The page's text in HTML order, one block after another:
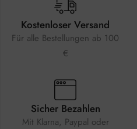
Kostenloser Versand
Für alle Bestellungen ab 100
€
Sicher Bezahlen
Mit Klarna, Paypal oder